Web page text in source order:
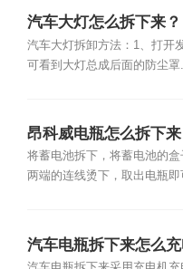
汽车大灯怎么拆下来？
汽车大灯拆卸方法：1、打开
可看到大灯总成后面的防尘罩
昂科威电瓶怎么拆下来
将蓄电池拆下，将蓄电池的
两端的连线烫下，取出电瓶即
汽车电瓶拆下来怎么